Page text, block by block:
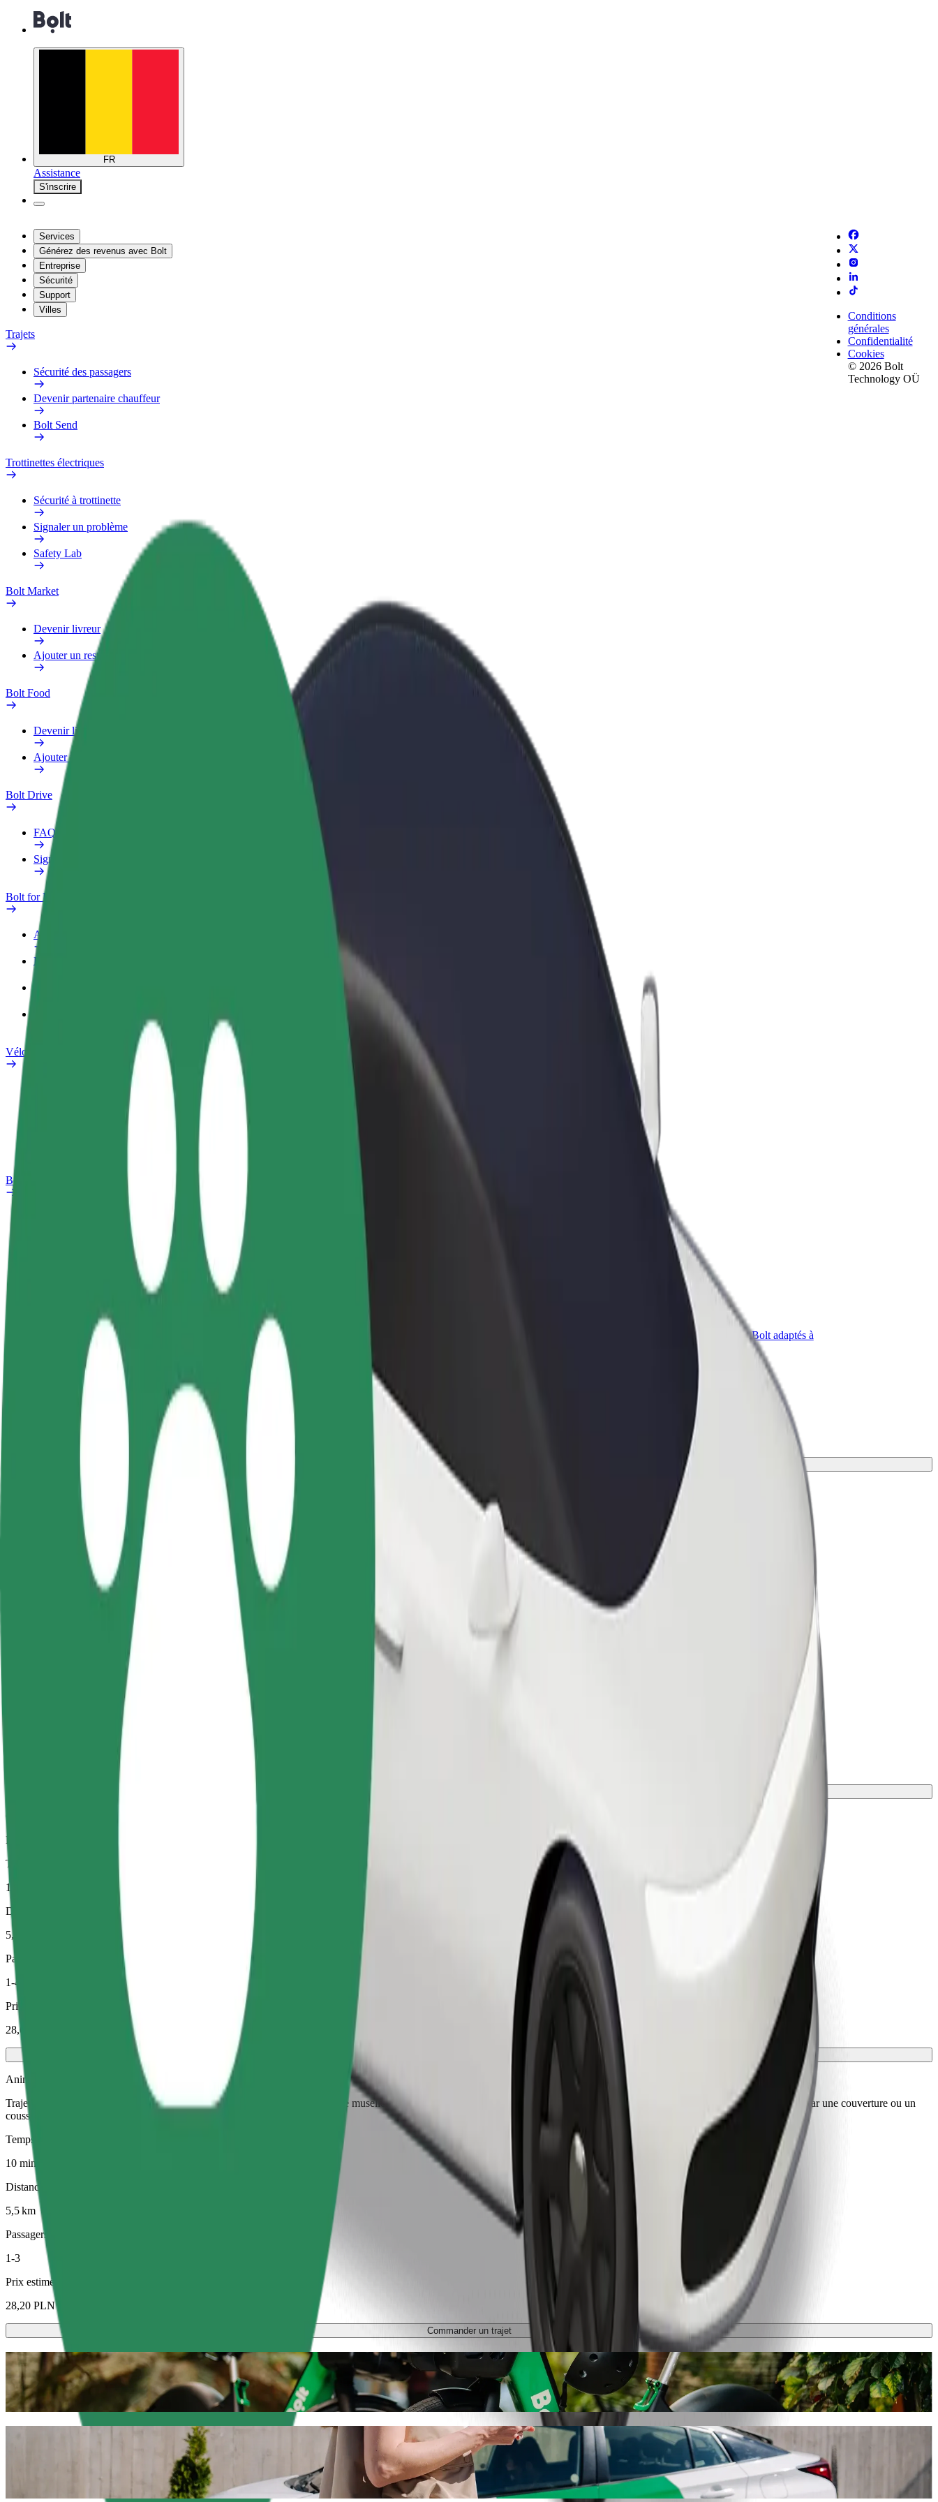
FR
Assistance
S'inscrire
Services
Générez des revenus avec Bolt
Entreprise
Sécurité
Support
Villes
Trajets
Sécurité des passagers
Devenir partenaire chauffeur
Bolt Send
Trottinettes électriques
Sécurité à trottinette
Signaler un problème
Safety Lab
Bolt Market
Devenir livreur
Ajouter un restaurant ou un magasin
Bolt Food
Devenir livreur
Ajouter un restaurant ou un magasin
Bolt Drive
FAQ
Signaler un véhicule
Bolt for Business
Avantages
Profil professionnel
Vélos électriques
Bolt Plus
Devenir partenaire chauffeur
Générez des revenus selon
vos conditions
Livrez des repas et générez des revenus
Atteignez plus de clients et
Bolt for Business
Produits et services Bolt adaptés à
votre entreprise
Conditions
générales
Confidentialité
Cookies
© 2026 Bolt
Technology OÜ
Comment se rendre de Auchan à Dworzec tymczasowy Olsztyn Główny
À la recherche du meilleur trajet entre Auchan et Dworzec tymczasowy Olsztyn Główny ? Explorez nos services et trouvez celui qui vous convient le mieux.
Télécharger l'appli
Dworzec tymczasowy Olsztyn Główny
Praticité et confort, en quelques clics !
Trajets fiables dans des voitures classiques de taille moyenne.
Confort
Des voitures plus grandes avec plus d'espace pour les jambes et plus de rangement
Temps de trajet estimé
10 min
Distance estimée
5,5 km
Passagers
1-4
Prix estimé
28,60 PLN
Animaux de compagnie
Trajets pour vous et votre animal de compagnie. Les chiens doivent porter une muselière, les petits animaux doivent être dans une cage de transport, et les sièges doivent être protégés par une couverture ou un
coussin.
Temps de trajet estimé
10 min
Distance estimée
5,5 km
Passagers
1-3
Prix estimé
28,20 PLN
Commander un trajet
Trottinettes ou vélos électriques
Déplacez-vous à Olsztyn à trottinette ou à vélo électrique
Télécharger l'appli Bolt
Déplacez-vous de Auchan à Dworzec tymczasowy Olsztyn Główny avec Bolt
Nous vous recommandons de choisir un trajet avec chauffeur Bolt si vous recherchez le meilleur prix pour aller à Dworzec tymczasowy Olsztyn Główny. Avec Bolt, ce trajet prendra environ 10 min et coûtera
environ 21,00 PLN PLN. Quelle que soit l'occasion, nous trouverons le véhicule idéal pour vous.